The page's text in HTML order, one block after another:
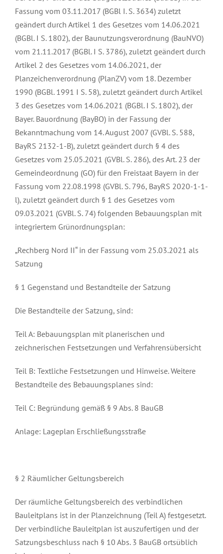
Fassung vom 03.11.2017 (BGBl I. S. 3634) zuletzt
geändert durch Artikel 1 des Gesetzes vom 14.06.2021
(BGBl. I S. 1802), der Baunutzungsverordnung (BauNVO)
vom 21.11.2017 (BGBl. I S. 3786), zuletzt geändert durch
Artikel 2 des Gesetzes vom 14.06.2021, der
Planzeichenverordnung (PlanZV) vom 18. Dezember
1990 (BGBl. 1991 I S. 58), zuletzt geändert durch Artikel
3 des Gesetzes vom 14.06.2021 (BGBl. I S. 1802), der
Bayer. Bauordnung (BayBO) in der Fassung der
Bekanntmachung vom 14. August 2007 (GVBl. S. 588,
BayRS 2132-1-B), zuletzt geändert durch § 4 des
Gesetzes vom 25.05.2021 (GVBl. S. 286), des Art. 23 der
Gemeindeordnung (GO) für den Freistaat Bayern in der
Fassung vom 22.08.1998 (GVBl. S. 796, BayRS 2020-1-1-
l), zuletzt geändert durch § 1 des Gesetzes vom
09.03.2021 (GVBl. S. 74) folgenden Bebauungsplan mit
integriertem Grünordnungsplan:
„Rechberg Nord II“ in der Fassung vom 25.03.2021 als
Satzung
§ 1 Gegenstand und Bestandteile der Satzung
Die Bestandteile der Satzung, sind:
Teil A: Bebauungsplan mit planerischen und
zeichnerischen Festsetzungen und Verfahrensübersicht
Teil B: Textliche Festsetzungen und Hinweise. Weitere
Bestandteile des Bebauungsplanes sind:
Teil C: Begründung gemäß § 9 Abs. 8 BauGB
Anlage: Lageplan Erschließungsstraße
§ 2 Räumlicher Geltungsbereich
Der räumliche Geltungsbereich des verbindlichen
Bauleitplans ist in der Planzeichnung (Teil A) festgesetzt.
Der verbindliche Bauleitplan ist auszufertigen und der
Satzungsbeschluss nach § 10 Abs. 3 BauGB ortsüblich